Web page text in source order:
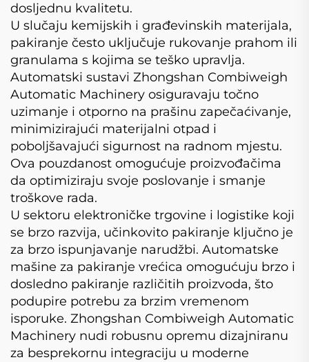
dosljednu kvalitetu.
U slučaju kemijskih i građevinskih materijala,
pakiranje često uključuje rukovanje prahom ili
granulama s kojima se teško upravlja.
Automatski sustavi Zhongshan Combiweigh
Automatic Machinery osiguravaju točno
uzimanje i otporno na prašinu zapečaćivanje,
minimizirajući materijalni otpad i
poboljšavajući sigurnost na radnom mjestu.
Ova pouzdanost omogućuje proizvođačima
da optimiziraju svoje poslovanje i smanje
troškove rada.
U sektoru elektroničke trgovine i logistike koji
se brzo razvija, učinkovito pakiranje ključno je
za brzo ispunjavanje narudžbi. Automatske
mašine za pakiranje vrećica omogućuju brzo i
dosledno pakiranje različitih proizvoda, što
podupire potrebu za brzim vremenom
isporuke. Zhongshan Combiweigh Automatic
Machinery nudi robusnu opremu dizajniranu
za besprekornu integraciju u moderne